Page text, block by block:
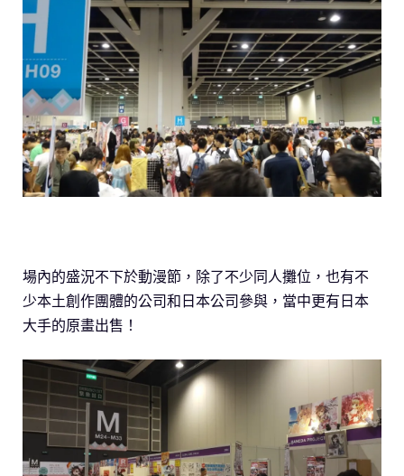
場內的盛況不下於動漫節，除了不少同人攤位，也有不
少本土創作團體的公司和日本公司參與，當中更有日本
大手的原畫出售！